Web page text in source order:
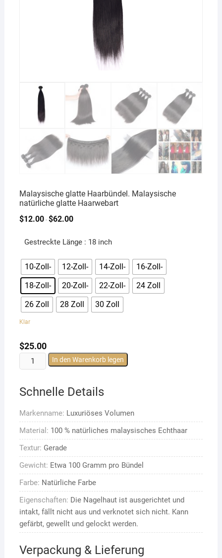
Malaysische glatte Haarbündel. Malaysische
natürliche glatte Haarwebart
$12.00- $62.00
Gestreckte Länge : 18 inch
10-Zoll- 12-Zoll- 14-Zoll-
16-Zoll-
18-Zoll-
20-Zoll- 22-Zoll-
24 Zoll
26 Zoll
28 Zoll 30 Zoll
Klar
$25.00
Malaysische
glatte
Menge.
natürliche
glatte
Haarwebart
In den Warenkorb legen
Schnelle Details
Markenname: Luxuriöses Volumen
Material: 100 % natürliches malaysisches Echthaar
Textur: Gerade
Gewicht: Etwa 100 Gramm pro Bündel
Farbe: Natürliche Farbe
Eigenschaften: Die Nagelhaut ist ausgerichtet und
intakt, fällt nicht aus und verknotet sich nicht. Kann
gefärbt, gewellt und gelockt werden.
Verpackung & Lieferung